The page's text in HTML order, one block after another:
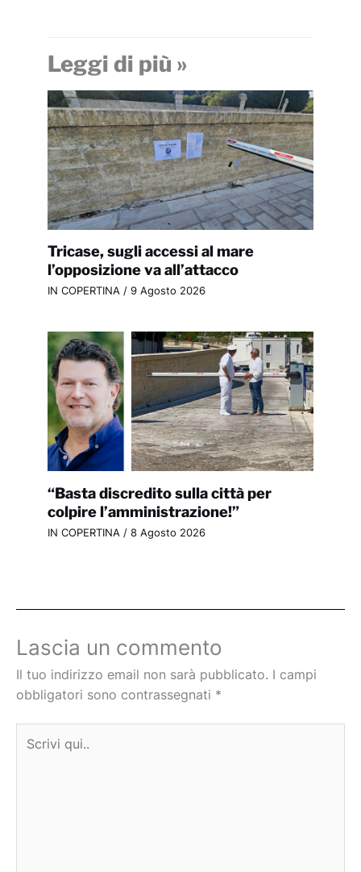
Leggi di più »
Tricase, sugli accessi al mare
l’opposizione va all’attacco
IN COPERTINA/ 9 Agosto 2026
“Basta discredito sulla città per
colpire l’amministrazione!”
IN COPERTINA/ 8 Agosto 2026
Lascia un commento
Il tuo indirizzo email non sarà pubblicato. I campi
obbligatori sono contrassegnati *
qui..